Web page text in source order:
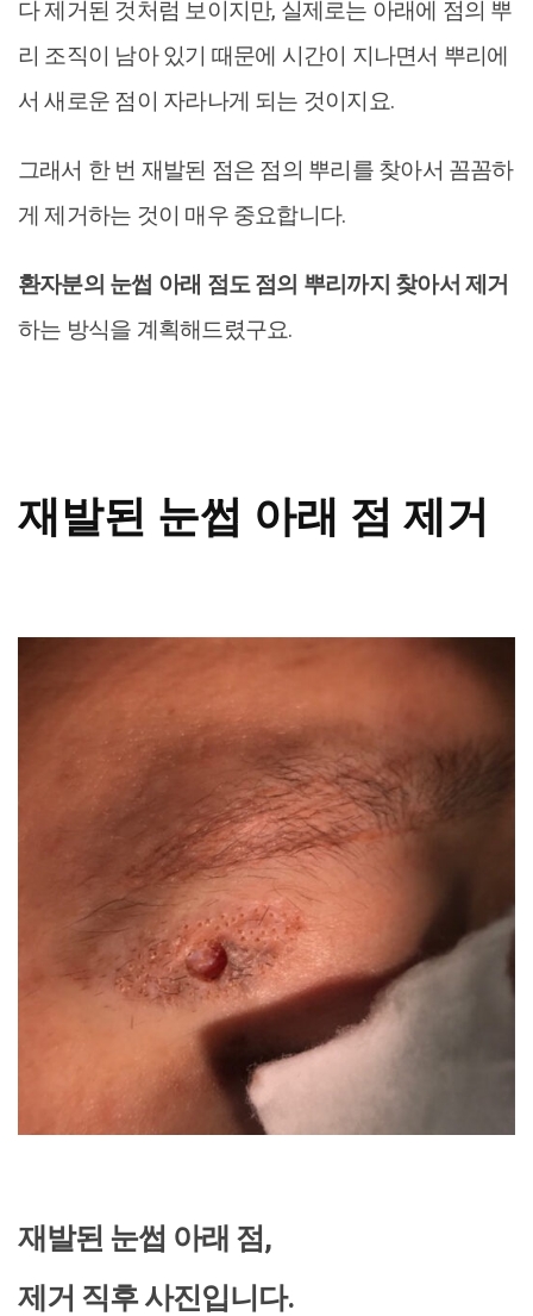
다 제거된 것처럼 보이지만, 실제로는 아래에 점의 뿌
리 조직이 남아 있기 때문에 시간이 지나면서 뿌리에
서 새로운 점이 자라나게 되는 것이지요.
그래서 한 번 재발된 점은 점의 뿌리를 찾아서 꼼꼼하
게 제거하는 것이 매우 중요합니다.
환자분의 눈썹 아래 점도 점의 뿌리까지 찾아서 제거
하는 방식을 계획해드렸구요.
재발된 눈썹 아래 점 제거
재발된 눈썹 아래 점,
제거 직후 사진입니다.